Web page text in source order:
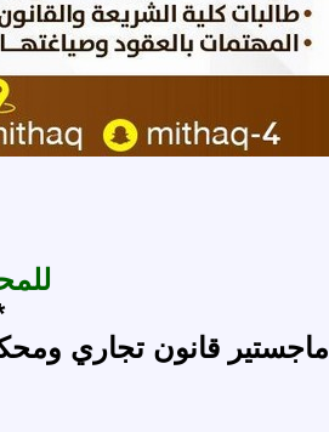
ماجستير قانون تجاري